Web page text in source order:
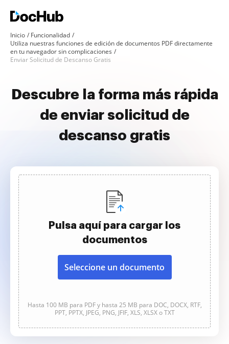
Inicio
Funcionalidad
Utiliza nuestras funciones de edición de documentos PDF directamente
en tu navegador sin complicaciones
Enviar Solicitud de Descanso Gratis
Descubre la forma más rápida
de enviar solicitud de
descanso gratis
Pulsa aquí para cargar los
documentos
Seleccione un documento
Hasta 100 MB para PDF y hasta 25 MB para DOC, DOCX, RTF,
PPT, PPTX, JPEG, PNG, JFIF, XLS, XLSX o TXT